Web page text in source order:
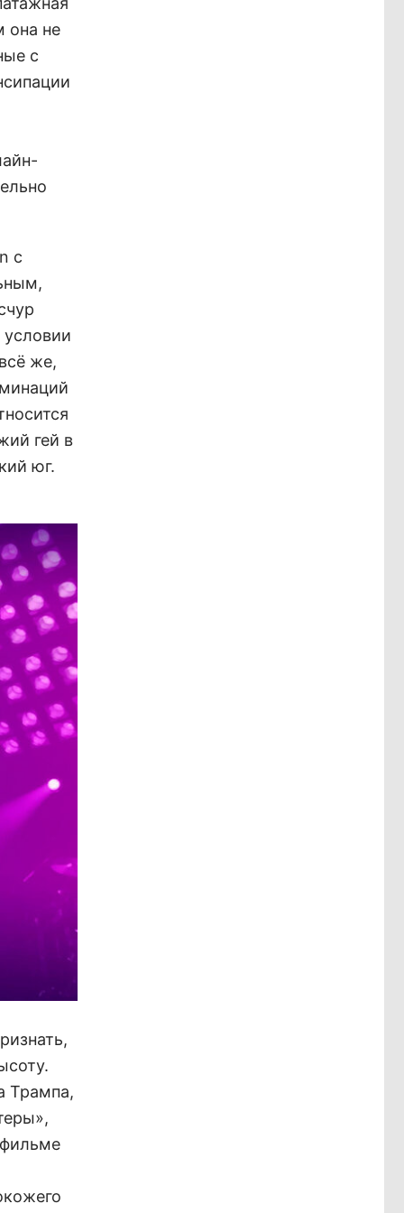
она не
с
с
же,
гей в
юг.
Трампа,